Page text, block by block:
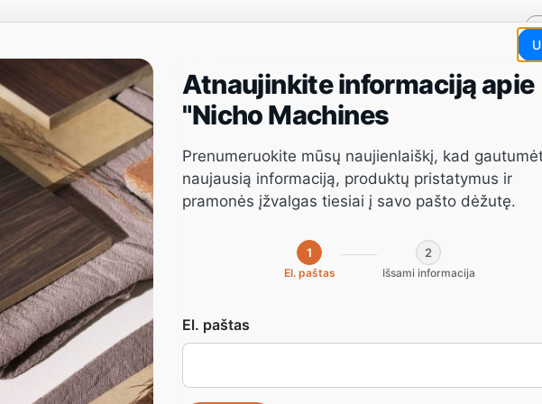
Projektų valdymas Programinė įranga Paslauga Įrankiai ir
Atnaujinkite informaciją apie
"Nicho Machines
Prenumeruokite mūsų naujienlaiškį, kad
naujausią informaciją, produktų pristatymus ir
pramonės įžvalgas tiesiai į savo pašto dėžutę.
1
El. paštas
2
Išsami informacija
El. paštas